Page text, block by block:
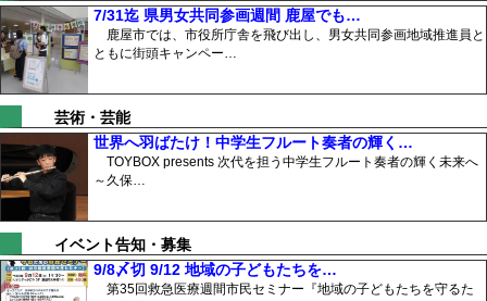
7/31迄 県男女共同参画週間 鹿屋でも…
鹿屋市では、市役所庁舎を飛び出し、男女共同参画地域推進員と
ともに街頭キャンペー…
芸術・芸能
世界へ羽ばたけ！中学生フルート奏者の輝く…
TOYBOX presents 次代を担う中学生フルート奏者の輝く未来へ
～久保…
イベント告知・募集
9/8〆切 9/12 地域の子どもたちを…
第35回救急医療週間市民セミナー『地域の子どもたちを守るた